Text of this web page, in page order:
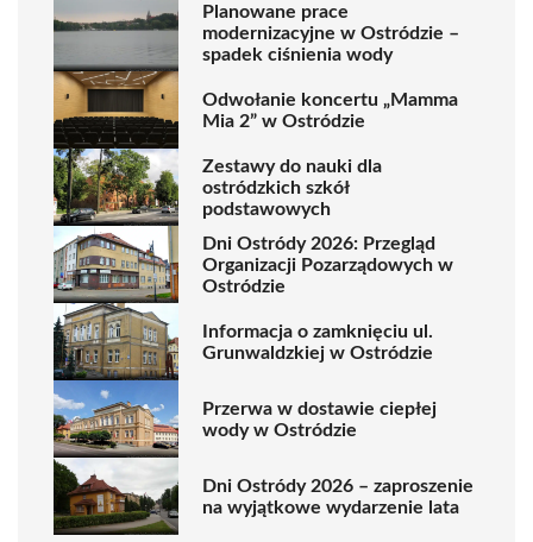
Planowane prace
modernizacyjne w Ostródzie –
spadek ciśnienia wody
Odwołanie koncertu „Mamma
Mia 2” w Ostródzie
Zestawy do nauki dla
ostródzkich szkół
podstawowych
Dni Ostródy 2026: Przegląd
Organizacji Pozarządowych w
Ostródzie
Informacja o zamknięciu ul.
Grunwaldzkiej w Ostródzie
Przerwa w dostawie ciepłej
wody w Ostródzie
Dni Ostródy 2026 – zaproszenie
na wyjątkowe wydarzenie lata